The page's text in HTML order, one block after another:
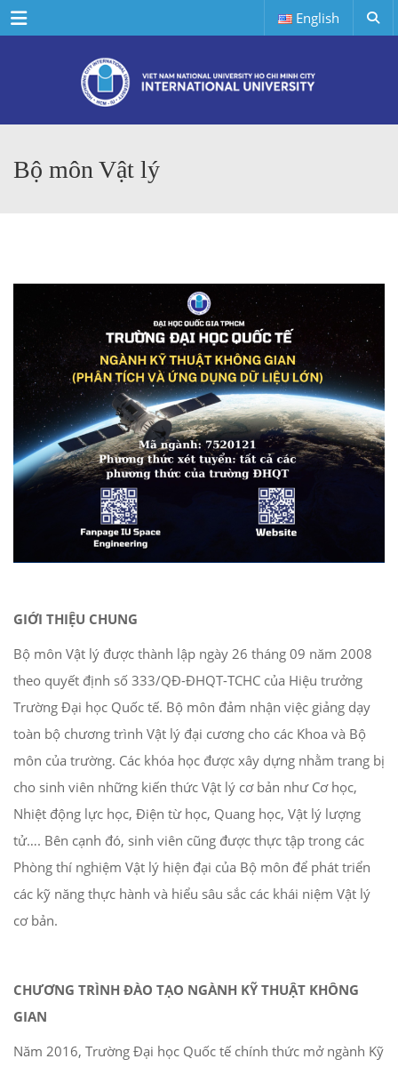
Menu English
Bộ môn Vật lý
GIỚI THIỆU CHUNG
Bộ môn Vật lý được thành lập ngày 26 tháng 09 năm 2008
theo quyết định số 333/QĐ-ĐHQT-TCHC của Hiệu trưởng
Trường Đại học Quốc tế. Bộ môn đảm nhận việc giảng dạy
toàn bộ chương trình Vật lý đại cương cho các Khoa và Bộ
môn của trường. Các khóa học được xây dựng nhằm trang bị
cho sinh viên những kiến thức Vật lý cơ bản như Cơ học,
Nhiệt động lực học, Điện từ học, Quang học, Vật lý lượng
tử…. Bên cạnh đó, sinh viên cũng được thực tập trong các
Phòng thí nghiệm Vật lý hiện đại của Bộ môn để phát triển
các kỹ năng thực hành và hiểu sâu sắc các khái niệm Vật lý
cơ bản.
CHƯƠNG TRÌNH ĐÀO TẠO NGÀNH KỸ THUẬT KHÔNG
GIAN
Năm 2016, Trường Đại học Quốc tế chính thức mở ngành Kỹ